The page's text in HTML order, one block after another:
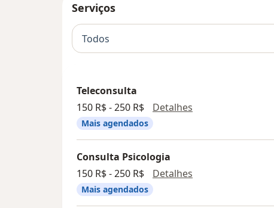
Serviços
Todos
Teleconsulta
150 R$ - 250 R$
Detalhes
Mais agendados
Consulta Psicologia
150 R$ - 250 R$
Detalhes
Mais agendados